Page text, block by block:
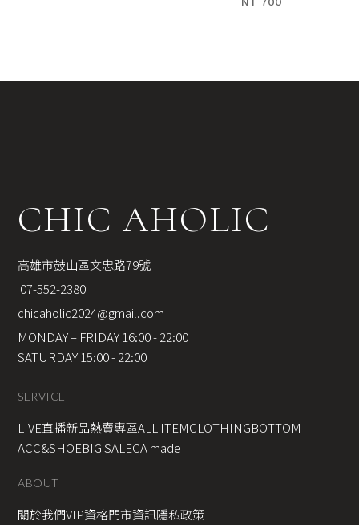
CHIC AHOLIC
高雄市鼓山區文忠路79號
07-552-2380
chicaholic2024@gmail.com
MONDAY – FRIDAY 16:00 - 22:00
SATURDAY 15:00 - 22:00
SERVICE
LIVE直播新品熱賣專區ALL ITEMCLOTHINGBOTTOM
ACC&SHOEBIG SALECA made
ABOUT
關於我們VIP資格門市資訊隱私政策